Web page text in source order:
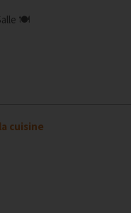
🍽️
cuisine